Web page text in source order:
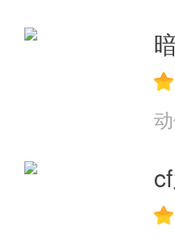
· 单日累计充
· 单日累计充
· 单日累计
· 单日累计充